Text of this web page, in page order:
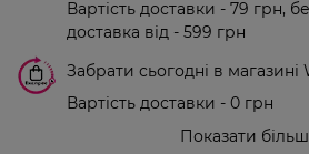
Вартість доставки - 79 грн,
доставка від - 599 грн
Забрати сьогодні в магазині
Вартість доставки - 0 грн
Показати